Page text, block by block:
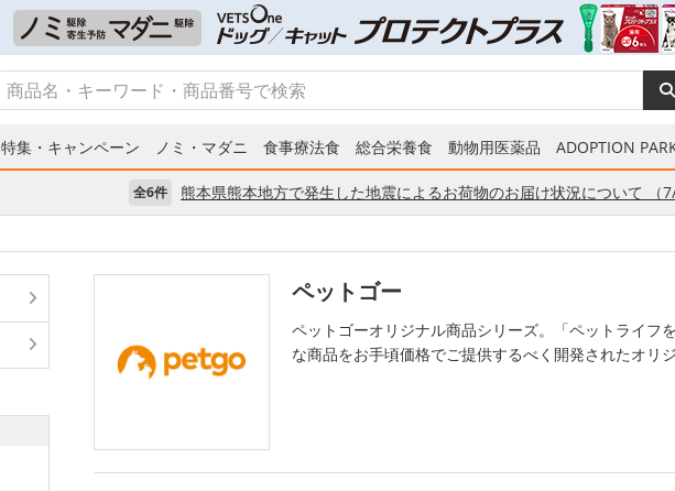
特集・キャンペーン ノミ・マダニ 食事療法食 総合栄養食 動物用医薬品 ADOPTION
全6件 熊本県熊本地方で発生した地震によるお荷物のお届け状況について （7/
ペットゴー
ペットゴーオリジナル商品シリーズ。「ペットライフ
な商品をお手頃価格でご提供するべく開発されたオリ